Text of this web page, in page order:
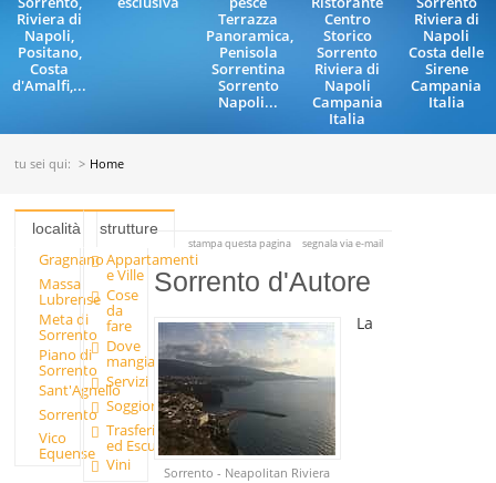
Riviera di
Napoli,
Positano,
Costa
d'Amalfi,...
Terrazza
Panoramica,
Penisola
Sorrentina
Sorrento
Napoli...
Centro
Storico
Sorrento
Riviera di
Napoli
Campania
Italia
Riviera di
Napoli
Costa delle
Sirene
Campania
Italia
tu sei qui: Home
località
Gragnano
Massa
Lubrense
Meta di
Sorrento
Piano di
Sorrento
Sant'Agnello
Sorrento
Vico
Equense
strutture
Appartamenti
e Ville
Cose
da
fare
Dove
mangiare
Servizi
Soggiornare
Trasferimenti
ed Escursioni
Vini
stampa questa pagina segnala via e-mail
Sorrento d'Autore
Sorrento - Neapolitan Riviera
La